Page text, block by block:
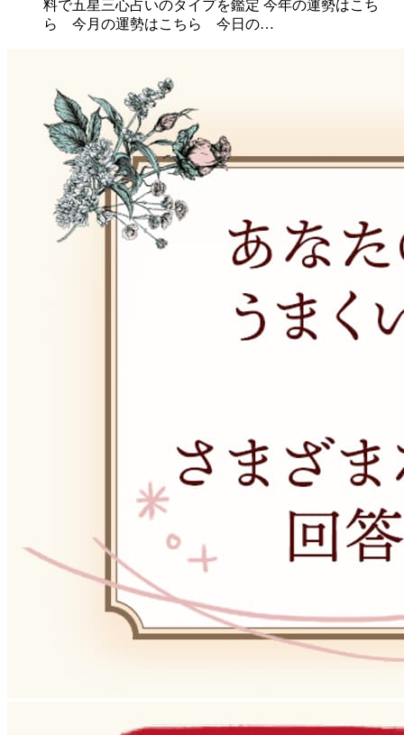
料で五星三心占いのタイプを鑑定 今年の運勢はこち
ら 今月の運勢はこちら 今日の…